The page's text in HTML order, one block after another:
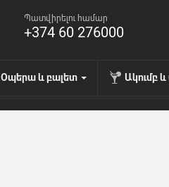
Պատվիրելու համար
+374 60 276000
Օպերա և բալետ Ակումբ